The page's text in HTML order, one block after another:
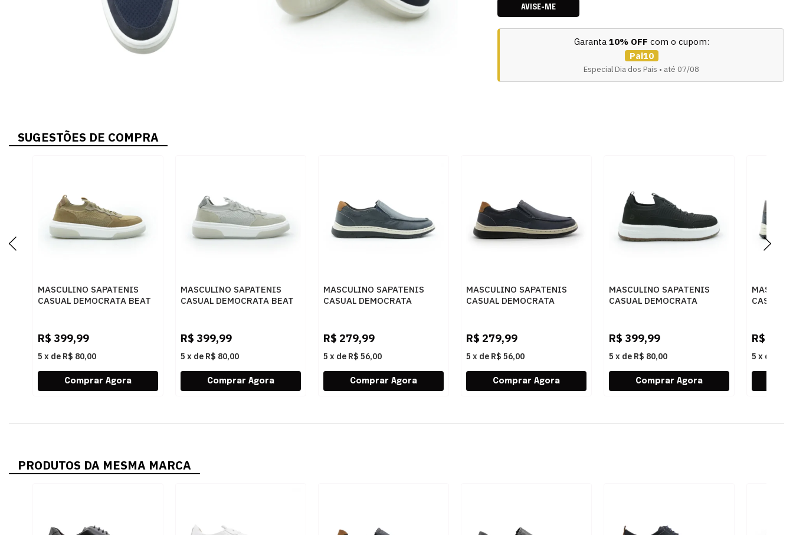
AVISE-ME
Garanta 10% OFF com o cupom:
Pai10
Especial Dia dos Pais • até 07/08
SUGESTÕES DE COMPRA
MASCULINO SAPATENIS
CASUAL DEMOCRATA BEAT
R$ 399,99
5 x de R$ 80,00
MASCULINO SAPATENIS
CASUAL DEMOCRATA BEAT
R$ 399,99
5 x de R$ 80,00
MASCULINO SAPATENIS
CASUAL DEMOCRATA
R$ 279,99
5 x de R$ 56,00
MASCULINO SAPATENIS
CASUAL DEMOCRATA
R$ 279,99
5 x de R$ 56,00
MASCULINO SAPATENIS
CASUAL DEMOCRATA
R$ 399,99
5 x de R$ 80,00
CASUAL
R$
5 x de
PRODUTOS DA MESMA MARCA